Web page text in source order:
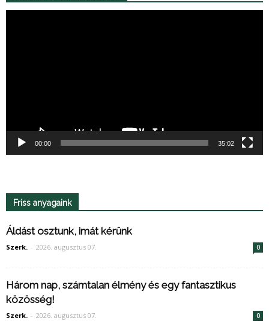
00:00 35:02
Friss anyagaink
Áldást osztunk, imát kérünk
Szerk. - 2026. augusztus 07. 0
Három nap, számtalan élmény és egy fantasztikus
közösség!
Szerk. - 2026. augusztus 07. 0